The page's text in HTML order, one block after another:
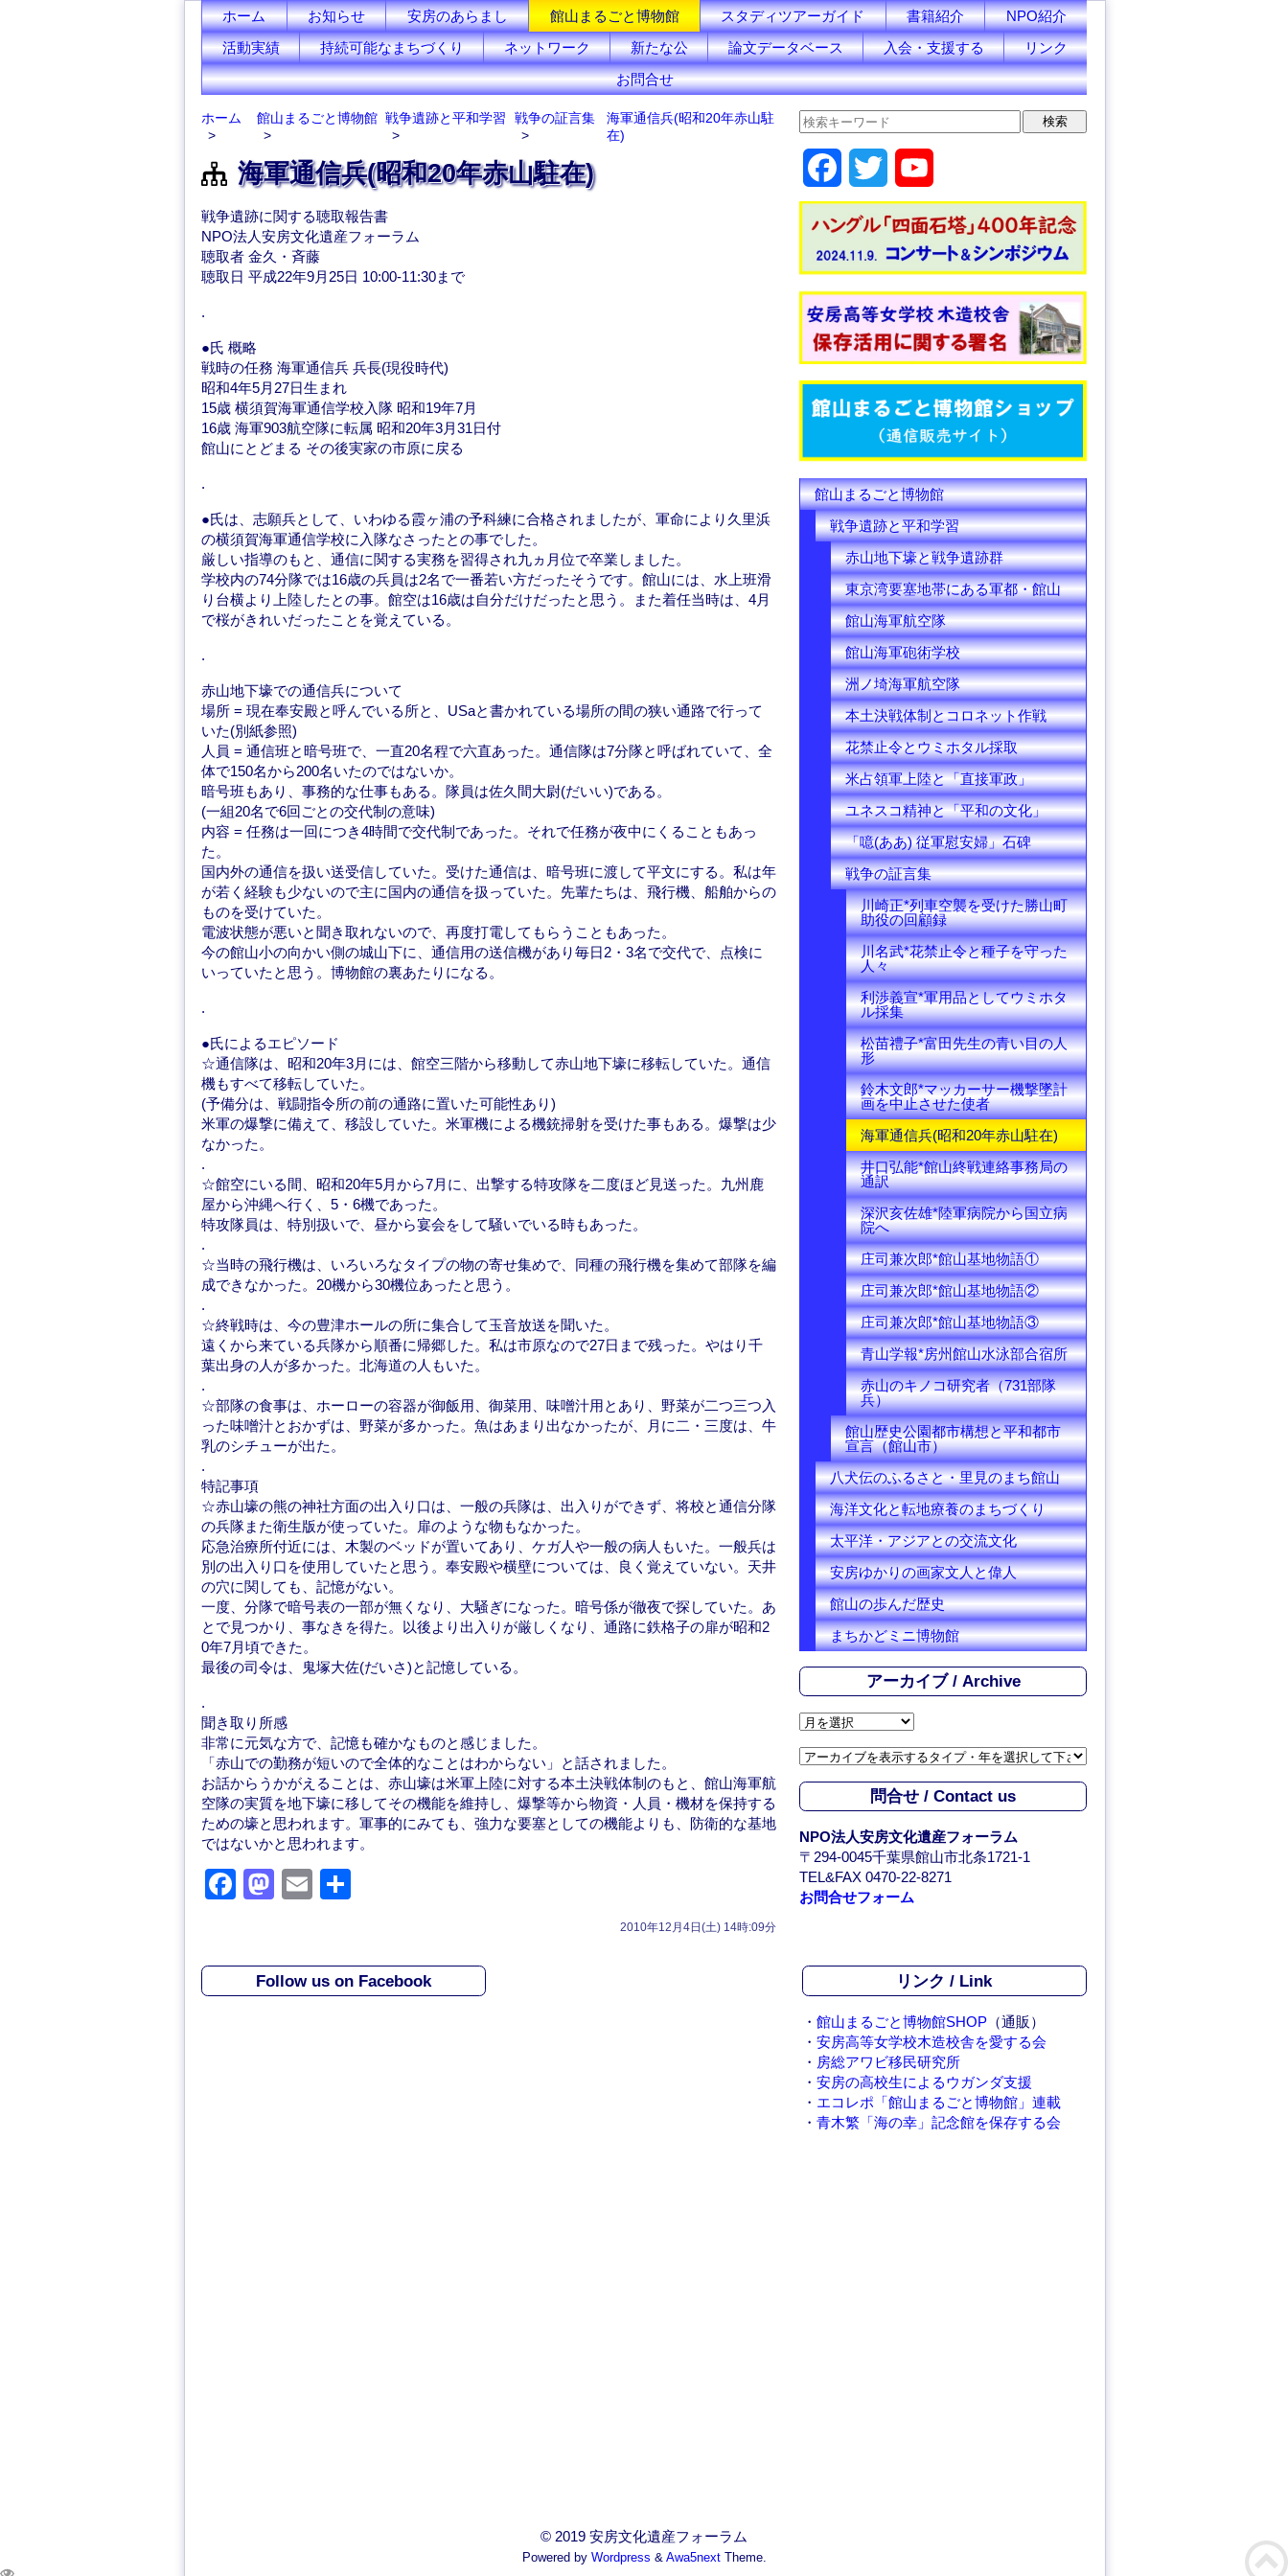
ホーム お知らせ 安房のあらまし 館山まるごと博物館 スタディツアーガイド 書籍紹介
NPO紹介
活動実績
持続可能なまちづくり ネットワーク 新たな公 論文データベース 入会・支援する
リンク
お問合せ
ホーム 館山まるごと博物館 戦争遺跡と平和学習 戦争の証言集
海軍通信兵(昭和20年赤山駐
在)
海軍通信兵(昭和20年赤山駐在)
戦争遺跡に関する聴取報告書
NPO法人安房文化遺産フォーラム
聴取者 金久・斉藤
聴取日 平成22年9月25日 10:00-11:30まで
.
●氏 概略
戦時の任務 海軍通信兵 兵長(現役時代)
昭和4年5月27日生まれ
15歳 横須賀海軍通信学校入隊 昭和19年7月
16歳 海軍903航空隊に転属 昭和20年3月31日付
館山にとどまる その後実家の市原に戻る
.
●氏は、志願兵として、いわゆる霞ヶ浦の予科練に合格されましたが、軍命により久里浜
の横須賀海軍通信学校に入隊なさったとの事でした。
厳しい指導のもと、通信に関する実務を習得され九ヵ月位で卒業しました。
学校内の74分隊では16歳の兵員は2名で一番若い方だったそうです。館山には、水上班滑
り台横より上陸したとの事。館空は16歳は自分だけだったと思う。また着任当時は、4月
で桜がきれいだったことを覚えている。
.
赤山地下壕での通信兵について
場所 = 現在奉安殿と呼んでいる所と、USaと書かれている場所の間の狭い通路で行って
いた(別紙参照)
人員 = 通信班と暗号班で、一直20名程で六直あった。通信隊は7分隊と呼ばれていて、全
体で150名から200名いたのではないか。
暗号班もあり、事務的な仕事もある。隊員は佐久間大尉(だいい)である。
(一組20名で6回ごとの交代制の意味)
内容 = 任務は一回につき4時間で交代制であった。それで任務が夜中にくることもあっ
た。
国内外の通信を扱い送受信していた。受けた通信は、暗号班に渡して平文にする。私は年
が若く経験も少ないので主に国内の通信を扱っていた。先輩たちは、飛行機、船舶からの
ものを受けていた。
電波状態が悪いと聞き取れないので、再度打電してもらうこともあった。
今の館山小の向かい側の城山下に、通信用の送信機があり毎日2・3名で交代で、点検に
いっていたと思う。博物館の裏あたりになる。
.
●氏によるエピソード
☆通信隊は、昭和20年3月には、館空三階から移動して赤山地下壕に移転していた。通信
機もすべて移転していた。
(予備分は、戦闘指令所の前の通路に置いた可能性あり)
米軍の爆撃に備えて、移設していた。米軍機による機銃掃射を受けた事もある。爆撃は少
なかった。
.
☆館空にいる間、昭和20年5月から7月に、出撃する特攻隊を二度ほど見送った。九州鹿
屋から沖縄へ行く、5・6機であった。
特攻隊員は、特別扱いで、昼から宴会をして騒いでいる時もあった。
.
☆当時の飛行機は、いろいろなタイプの物の寄せ集めで、同種の飛行機を集めて部隊を編
成できなかった。20機から30機位あったと思う。
.
☆終戦時は、今の豊津ホールの所に集合して玉音放送を聞いた。
遠くから来ている兵隊から順番に帰郷した。私は市原なので27日まで残った。やはり千
葉出身の人が多かった。北海道の人もいた。
.
☆部隊の食事は、ホーローの容器が御飯用、御菜用、味噌汁用とあり、野菜が二つ三つ入
った味噌汁とおかずは、野菜が多かった。魚はあまり出なかったが、月に二・三度は、牛
乳のシチューが出た。
.
特記事項
☆赤山壕の熊の神社方面の出入り口は、一般の兵隊は、出入りができず、将校と通信分隊
の兵隊また衛生版が使っていた。扉のような物もなかった。
応急治療所付近には、木製のベッドが置いてあり、ケガ人や一般の病人もいた。一般兵は
別の出入り口を使用していたと思う。奉安殿や横壁については、良く覚えていない。天井
の穴に関しても、記憶がない。
一度、分隊で暗号表の一部が無くなり、大騒ぎになった。暗号係が徹夜で探していた。あ
とで見つかり、事なきを得た。以後より出入りが厳しくなり、通路に鉄格子の扉が昭和2
0年7月頃できた。
最後の司令は、鬼塚大佐(だいさ)と記憶している。
.
聞き取り所感
非常に元気な方で、記憶も確かなものと感じました。
「赤山での勤務が短いので全体的なことはわからない」と話されました。
お話からうかがえることは、赤山壕は米軍上陸に対する本土決戦体制のもと、館山海軍航
空隊の実質を地下壕に移してその機能を維持し、爆撃等から物資・人員・機材を保持する
ための壕と思われます。軍事的にみても、強力な要塞としての機能よりも、防衛的な基地
ではないかと思われます。
F
e
b
M
o
d
E
2010年12月4日(土) 14時:09分
a
b
o
o
w
i
t
e
o
u
b
e
C
a
n
n
e
l
館山まるごと博物館
戦争遺跡と平和学習
赤山地下壕と戦争遺跡群
東京湾要塞地帯にある軍都・館山
館山海軍航空隊
館山海軍砲術学校
洲ノ埼海軍航空隊
本土決戦体制とコロネット作戦
花禁止令とウミホタル採取
米占領軍上陸と「直接軍政」
ユネスコ精神と「平和の文化」
「噫(ああ) 従軍慰安婦」石碑
戦争の証言集
川崎正*列車空襲を受けた勝山町
助役の回顧録
川名武*花禁止令と種子を守った
人々
利渉義宣*軍用品としてウミホタ
ル採集
松苗禮子*富田先生の青い目の人
形
鈴木文郎*マッカーサー機撃墜計
画を中止させた使者
海軍通信兵(昭和20年赤山駐在)
井口弘能*館山終戦連絡事務局の
通訳
深沢亥佐雄*陸軍病院から国立病
院へ
庄司兼次郎*館山基地物語①
庄司兼次郎*館山基地物語②
庄司兼次郎*館山基地物語③
青山学報*房州館山水泳部合宿所
赤山のキノコ研究者（731部隊
兵）
館山歴史公園都市構想と平和都市
宣言（館山市）
八犬伝のふるさと・里見のまち館山
海洋文化と転地療養のまちづくり
太平洋・アジアとの交流文化
安房ゆかりの画家文人と偉人
館山の歩んだ歴史
まちかどミニ博物館
アーカイブ / Archive
ア
カ
イ
ブ
A
r
c
h
問合せ / Contact us
NPO法人安房文化遺産フォーラム
〒294-0045千葉県館山市北条1721-1
TEL&FAX 0470-22-8271
お問合せフォーム
Follow us on Facebook リンク / Link
・ 館山まるごと博物館SHOP（通販）
・ 安房高等女学校木造校舎を愛する会
・ 房総アワビ移民研究所
・ 安房の高校生によるウガンダ支援
・ エコレポ「館山まるごと博物館」連載
・ 青木繁「海の幸」記念館を保存する会
© 2019 安房文化遺産フォーラム
Powered by Wordpress & Awa5nextTheme.